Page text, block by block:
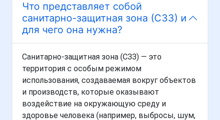
Что представляет собой
санитарно-защитная зона (СЗЗ) и
для чего она нужна?
Санитарно-защитная зона (СЗЗ) — это
территория с особым режимом
использования, создаваемая вокруг объектов
и производств, которые оказывают
воздействие на окружающую среду и
здоровье человека (например, выбросы, шум,